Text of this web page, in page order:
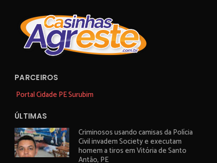
PARCEIROS
Portal Cidade PE Surubim
ÚLTIMAS
Criminosos usando camisas da Polícia
Civil invadem Society e executam
homem a tiros em Vitória de Santo
Antão, PE